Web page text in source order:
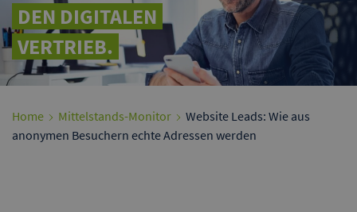
DEN DIGITALEN
VERTRIEB.
Home Mittelstands-Monitor
Website Leads: Wie aus
anonymen Besuchern echte Adressen werden